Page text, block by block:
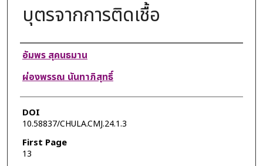
บุตรจากการติดเชื้อ
Authors
อัมพร สุคนธมาน
ผ่องพรรณ นันทาภิสุทธิ์
DOI
10.58837/CHULA.CMJ.24.1.3
First Page
13